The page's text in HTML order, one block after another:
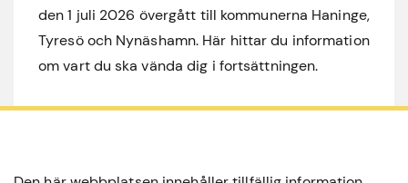
den 1 juli 2026 övergått till kommunerna Haninge,
Tyresö och Nynäshamn. Här hittar du information
om vart du ska vända dig i fortsättningen.